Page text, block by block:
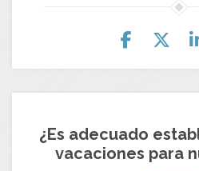
¿Es adecuado
vacaciones para